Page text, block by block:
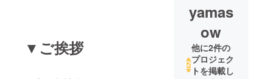
▼ご挨拶
yamas
ow
他に2件の
プロジェク
トを掲載し